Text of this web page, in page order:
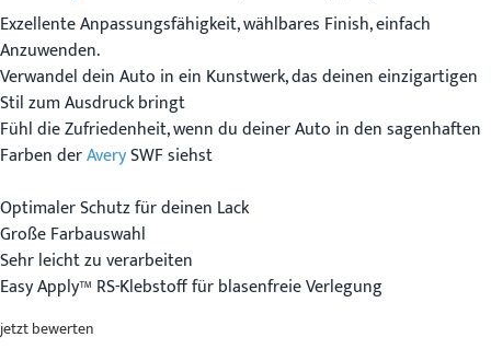
Exzellente Anpassungsfähigkeit, wählbares Finish, einfach
Anzuwenden.
Verwandel dein Auto in ein Kunstwerk, das deinen einzigartigen
Stil zum Ausdruck bringt
Fühl die Zufriedenheit, wenn du deiner Auto in den sagenhaften
Farben derAverySWF siehst
Optimaler Schutz für deinen Lack
Große Farbauswahl
Sehr leicht zu verarbeiten
Easy Apply™ RS-Klebstoff für blasenfreie Verlegung
jetzt bewerten